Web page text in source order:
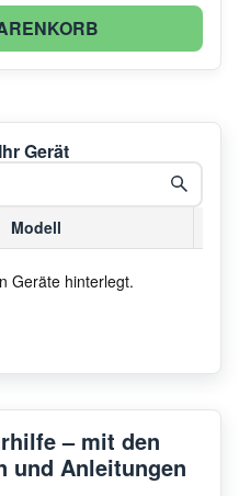
Gerät
Modell
Geräte hinterlegt.
– mit den
und Anleitungen